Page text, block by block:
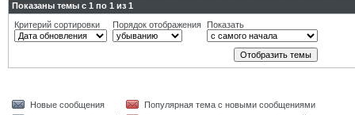
Показаны темы с 1 по 1 из 1
Критерий сортировки
Порядок отображения Показать
Новые сообщения
Популярная тема с новыми сообщениями